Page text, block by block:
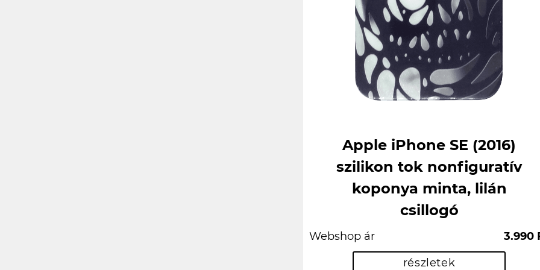
Apple iPhone SE (2016)
szilikon tok nonfiguratív
koponya minta, lilán
csillogó
Webshop ár
3.990
részletek